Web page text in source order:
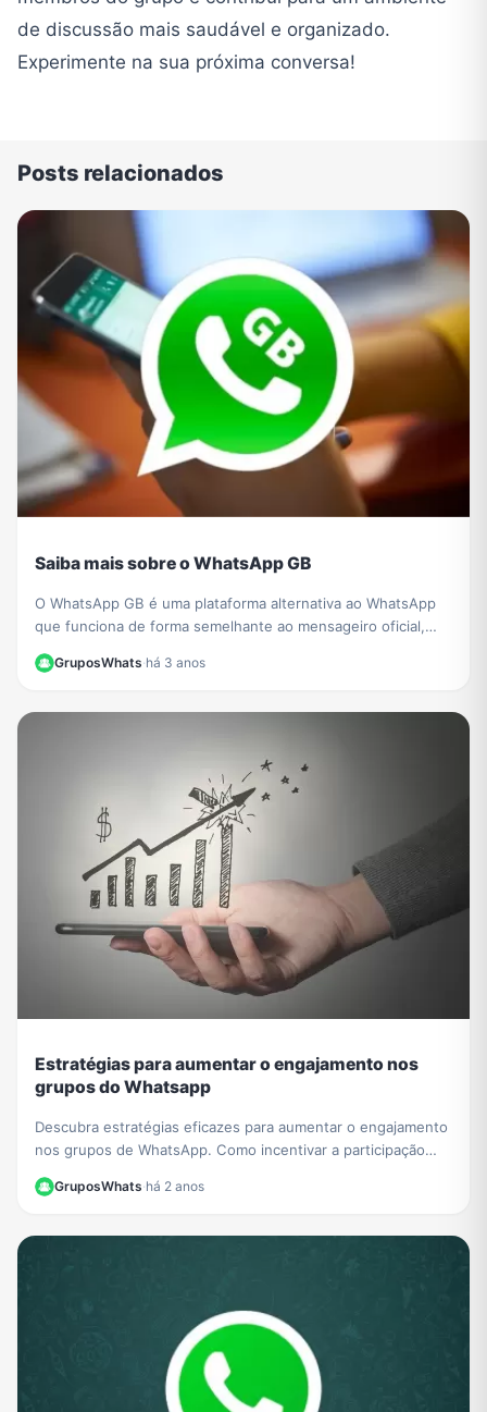
de discussão mais saudável e organizado.
Experimente na sua próxima conversa!
Posts relacionados
Saiba mais sobre o WhatsApp GB
O WhatsApp GB é uma plataforma alternativa ao WhatsApp
que funciona de forma semelhante ao mensageiro oficial,
GruposWhats·há 3 anos
Estratégias para aumentar o engajamento nos
grupos do Whatsapp
Descubra estratégias eficazes para aumentar o engajamento
nos grupos de WhatsApp. Como incentivar a participação
um ambiente conectado. Saiba mais!
GruposWhats·há 2 anos